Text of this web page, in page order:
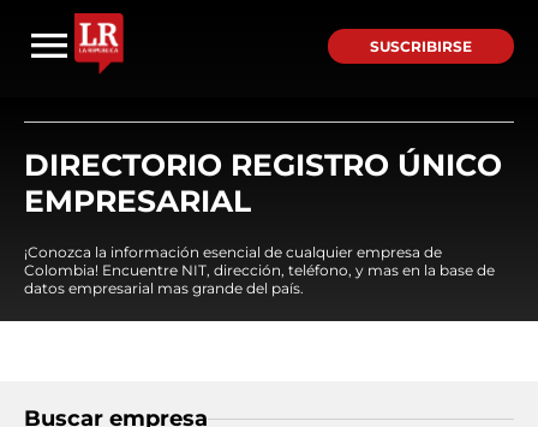
SUSCRIBIRSE
DIRECTORIO REGISTRO ÚNICO
EMPRESARIAL
¡Conozca la información esencial de cualquier empresa de
Colombia! Encuentre NIT, dirección, teléfono, y mas en la base de
datos empresarial mas grande del país.
Buscar empresa